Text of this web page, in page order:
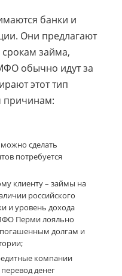
банки и
Они предлагают
займа,
обычно идут за
этот тип
причинам:
можно сделать
потребуется
клиенту– займы на
российского
и уровень дохода
Перми лояльно
долгам и
компании
денег